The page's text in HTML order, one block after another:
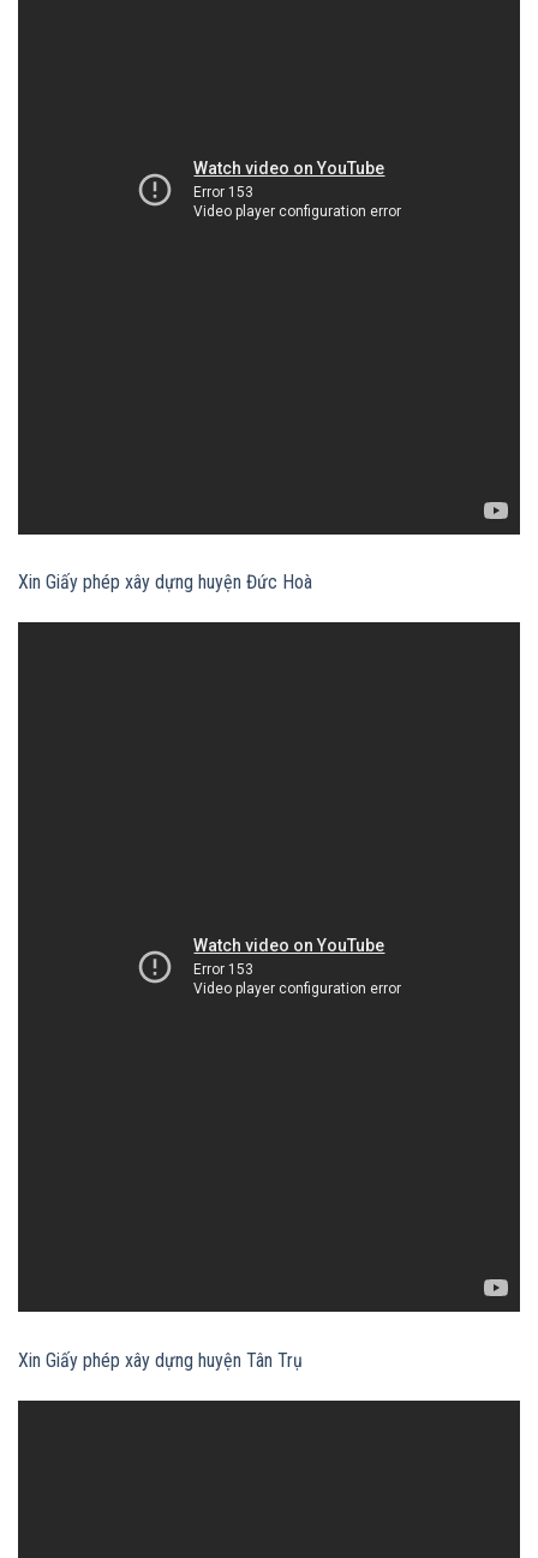
Xin Giấy phép xây dựng huyện Đức Hoà
Xin Giấy phép xây dựng huyện Tân Trụ